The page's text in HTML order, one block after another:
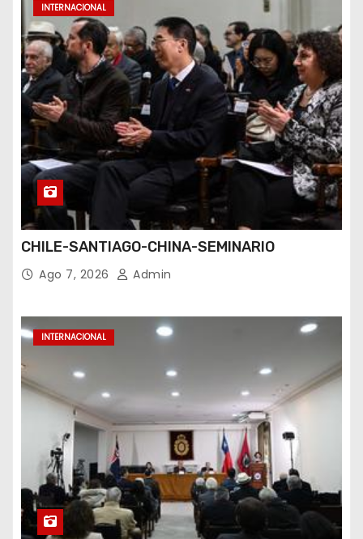
INTERNACIONAL
CHILE-SANTIAGO-CHINA-SEMINARIO
Ago 7, 2026 Admin
INTERNACIONAL